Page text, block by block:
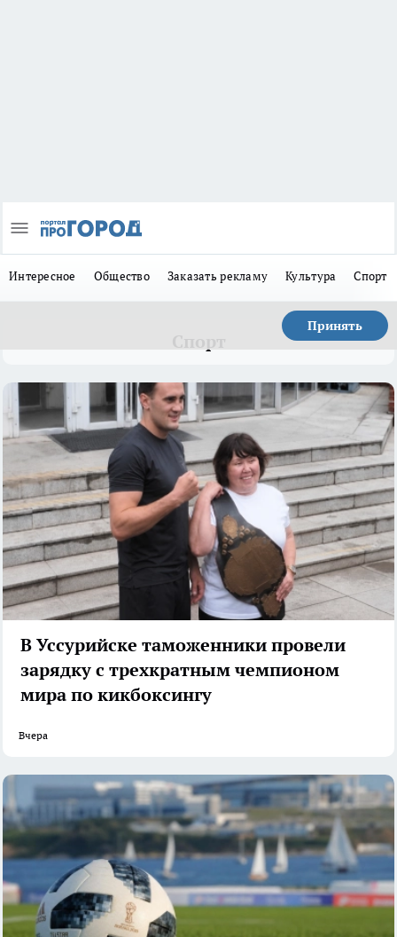
Интересное Общество Заказать рекламу Культура Спорт
Принять
В Уссурийске таможенники провели
зарядку с трехкратным чемпионом
мира по кикбоксингу
Вчера